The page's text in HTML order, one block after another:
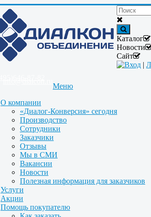
Каталог
Новости
Сайт
Вход |
Меню
О компании
«Диалог-Конверсия» сегодня
Производство
Сотрудники
Заказчики
Отзывы
Мы в СМИ
Вакансии
Новости
Полезная информация для заказчиков
Услуги
Акции
Помощь покупателю